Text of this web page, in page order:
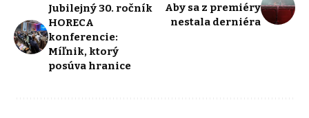
Jubilejný 30. ročník
HORECA
konferencie:
Míľnik, ktorý
posúva hranice
Aby sa z premiéry
nestala derniéra